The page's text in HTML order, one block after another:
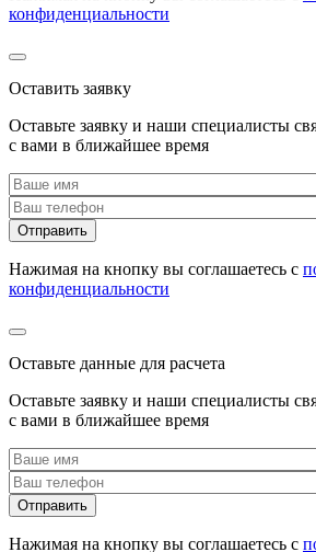
конфиденциальности
Оставить заявку
Оставьте заявку и наши специалисты
с вами в ближайшее время
Нажимая на кнопку вы соглашаетесь с
конфиденциальности
Оставьте данные для расчета
Оставьте заявку и наши специалисты
с вами в ближайшее время
Нажимая на кнопку вы соглашаетесь с